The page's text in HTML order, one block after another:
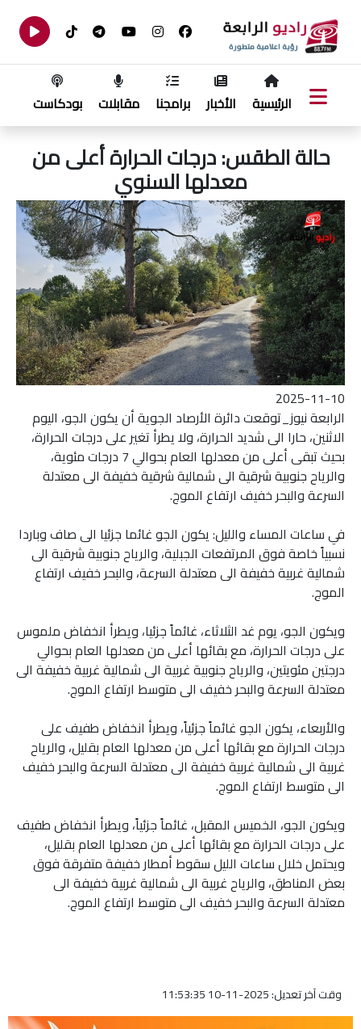
الرئيسية الأخبار برامجنا مقابلات بودكاست
حالة الطقس: درجات الحرارة أعلى من
معدلها السنوي
2025-11-10
الرابعة نيوز_توقعت دائرة الأرصاد الجوية أن يكون الجو، اليوم
الاثنين، حارا الى شديد الحرارة، ولا يطرأ تغير على درجات الحرارة،
بحيث تبقى أعلى من معدلها العام بحوالي 7 درجات مئوية،
والرياح جنوبية شرقية الى شمالية شرقية خفيفة الى معتدلة
السرعة والبحر خفيف ارتفاع الموج.
في ساعات المساء والليل: يكون الجو غائما جزئيا الى صاف وباردا
نسبياً خاصة فوق المرتفعات الجبلية، والرياح جنوبية شرقية الى
شمالية غربية خفيفة الى معتدلة السرعة، والبحر خفيف ارتفاع
الموج.
ويكون الجو، يوم غد الثلاثاء، غائماً جزئيا، ويطرأ انخفاض ملموس
على درجات الحرارة، مع بقائها أعلى من معدلها العام بحوالي
درجتين مئويتين، والرياح جنوبية غربية الى شمالية غربية خفيفة الى
معتدلة السرعة والبحر خفيف الى متوسط ارتفاع الموج.
والأربعاء، يكون الجو غائماً جزئياً، ويطرأ انخفاض طفيف على
درجات الحرارة مع بقائها أعلى من معدلها العام بقليل، والرياح
غربية الى شمالية غربية خفيفة الى معتدلة السرعة والبحر خفيف
الى متوسط ارتفاع الموج.
ويكون الجو، الخميس المقبل، غائماً جزئياً، ويطرأ انخفاض طفيف
على درجات الحرارة مع بقائها أعلى من معدلها العام بقليل،
ويحتمل خلال ساعات الليل سقوط أمطار خفيفة متفرقة فوق
بعض المناطق، والرياح غربية الى شمالية غربية خفيفة الى
معتدلة السرعة والبحر خفيف الى متوسط ارتفاع الموج.
وقت آخر تعديل: 2025-11-10 11:53:35